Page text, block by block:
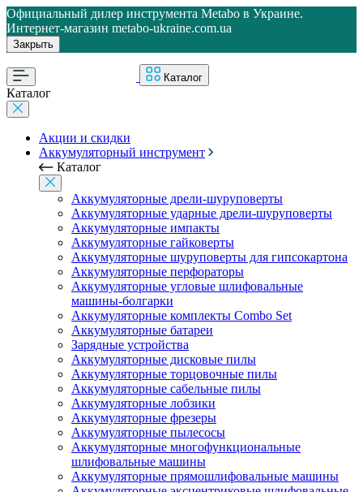
Официальный дилер инструмента Metabo в Украине.
Интернет-магазин metabo-ukraine.com.ua
Закрыть
Каталог
Каталог
Акции и скидки
Аккумуляторный инструмент
Каталог
Аккумуляторные дрели-шуруповерты
Аккумуляторные ударные дрели-шуруповерты
Аккумуляторные импакты
Аккумуляторные гайковерты
Аккумуляторные шуруповерты для гипсокартона
Аккумуляторные перфораторы
Аккумуляторные угловые шлифовальные
машины-болгарки
Аккумуляторные комплекты Combo Set
Аккумуляторные батареи
Зарядные устройства
Аккумуляторные дисковые пилы
Аккумуляторные торцовочные пилы
Аккумуляторные сабельные пилы
Аккумуляторные лобзики
Аккумуляторные фрезеры
Аккумуляторные пылесосы
Аккумуляторные многофункциональные
шлифовальные машины
Аккумуляторные прямошлифовальные машины